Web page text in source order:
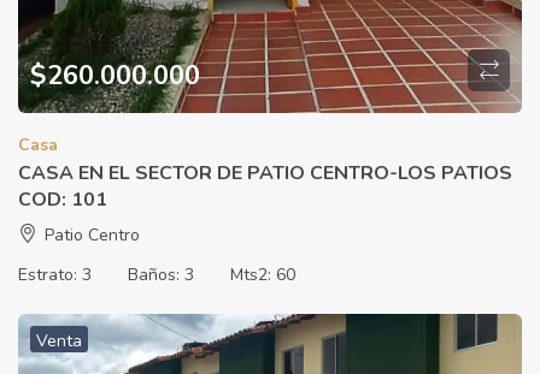
$260.000.000
Casa
CASA EN EL SECTOR DE PATIO CENTRO-LOS PATIOS
COD: 101
Patio Centro
Estrato: 3 Baños: 3 Mts2: 60
Venta